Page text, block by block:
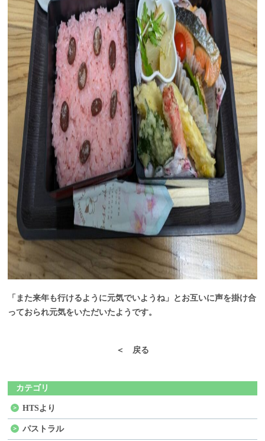
「また来年も行けるように元気でいようね」とお互いに声を掛け合
っておられ元気をいただいたようです。
＜ 戻る
カテゴリ
HTSより
パストラル